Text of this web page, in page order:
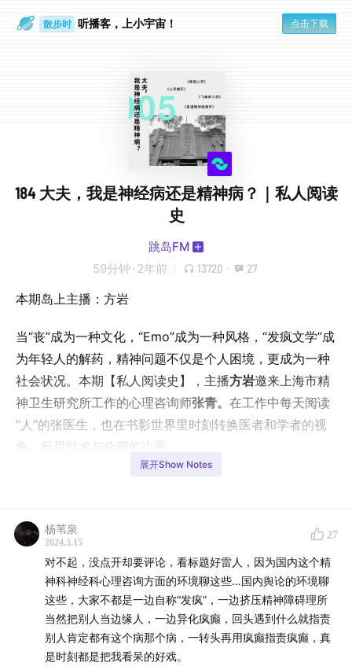
散步时
听播客，上小宇宙！ 点击下载
184 大夫，我是神经病还是精神病？｜私人阅读
史
跳岛FM
59分钟 · 2年前 13720 · 27
本期岛上主播：方岩
当“丧”成为一种文化，“Emo”成为一种风格，“发疯文学”成
为年轻人的解药，精神问题不仅是个人困境，更成为一种
社会状况。本期【私人阅读史】，主播方岩邀来上海市精
神卫生研究所工作的心理咨询师张青。 在工作中每天阅读
“人”的张医生，也在书影世界里时刻转换医者和学者的视
角，反思技术与伦理的边界。
“疯癫”——推开心理咨询室的门，会有《心灵捕手》里罗
宾·威廉姆斯一样的心理咨询师咆哮着喊出大段人生金句
吗？走进精神病院，还会有人会像《飞跃疯人院》中的麦
克墨菲一样被套上电击仪器，实施“脑前额叶切割术”吗？
在那本被封为精神科医生必读却少有人能真正读懂的《普
通精神病理学》里，我们仍能读到雅斯贝尔斯的忠告：“回
展开Show Notes
杨苇泉
2024.3.15
27
对不起，没点开却要评论，看标题好雷人，因为国内这个精
神科神经科心理咨询方面的环境聊这些…国内舆论的环境聊
这些，大家不都是一边自称“发疯”，一边挤压精神障碍理所
当然把别人当边缘人，一边异化疯癫，回头遇到什么就指责
别人肯定都有这个病那个病，一转头再用疯癫指责疯癫，真
是时刻都是把我看呆的好戏。